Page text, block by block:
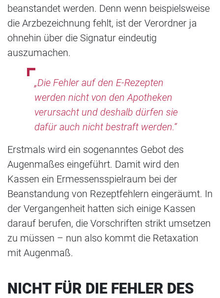
beanstandet werden. Denn wenn beispielsweise
die Arzbezeichnung fehlt, ist der Verordner ja
ohnehin über die Signatur eindeutig
auszumachen.
„Die Fehler auf den E-Rezepten
werden nicht von den Apotheken
verursacht und deshalb dürfen sie
dafür auch nicht bestraft werden.“
Erstmals wird ein sogenanntes Gebot des
Augenmaßes eingeführt. Damit wird den
Kassen ein Ermessensspielraum bei der
Beanstandung von Rezeptfehlern eingeräumt. In
der Vergangenheit hatten sich einige Kassen
darauf berufen, die Vorschriften strikt umsetzen
zu müssen – nun also kommt die Retaxation
mit Augenmaß.
NICHT FÜR DIE FEHLER DES